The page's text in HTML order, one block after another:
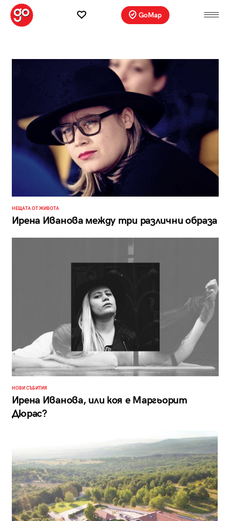
GoMap
НЕЩАТА ОТ ЖИВОТА
Ирена Иванова между три различни образа
НОВИ СЪБИТИЯ
Ирена Иванова, или коя е Маргьорит
Дюрас?